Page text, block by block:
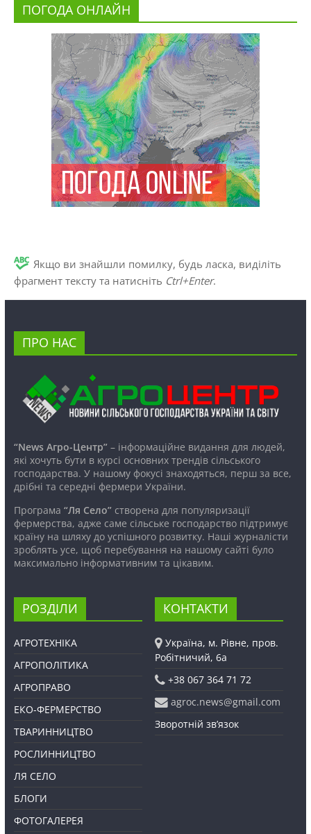
ПОГОДА ОНЛАЙН
Якщо ви знайшли помилку, будь ласка, виділіть
фрагмент тексту та натисніть Ctrl+Enter.
ПРО НАС
“News Агро-Центр”– інформаційне видання для людей,
які хочуть бути в курсі основних трендів сільського
господарства. У нашому фокусі знаходяться, перш за все,
дрібні та середні фермери України.
Програма “Ля Село”створена для популяризації
фермерства, адже саме сільське господарство підтримує
країну на шляху до успішного розвитку. Наші журналісти
зроблять усе, щоб перебування на нашому сайті було
максимально інформативним та цікавим.
РОЗДІЛИ
АГРОТЕХНІКА
АГРОПОЛІТИКА
АГРОПРАВО
ЕКО-ФЕРМЕРСТВО
ТВАРИННИЦТВО
РОСЛИННИЦТВО
ЛЯ СЕЛО
БЛОГИ
ФОТОГАЛЕРЕЯ
КОНТАКТИ
Україна, м. Рівне, пров.
Робітничий, 6а
+38 067 364 71 72
agroc.news@gmail.com
Зворотній зв’язок